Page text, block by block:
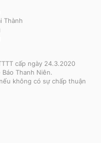
Thành
cấp ngày 24.3.2020
Thanh Niên.
không có sự chấp thuận